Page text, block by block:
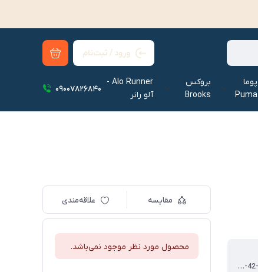
ورود / ثبت‌نام
پوما
Puma
بروکس
Brooks
Alo Runner -
آلو رانر‌
09007826840
41-42-43-44-45-46
مقایسه علاقه‌مندی
محصول مورد نظر موجود نمی‌باشد.